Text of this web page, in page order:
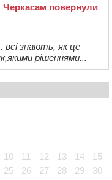
Черкасам повернули
всі знають, як це
рішеннями...
10 11 12 13 14
15
25 26 27 28 29
30